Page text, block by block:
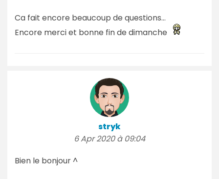
Ca fait encore beaucoup de questions...
Encore merci et bonne fin de dimanche
stryk
6 Apr 2020 à 09:04
Bien le bonjour ^